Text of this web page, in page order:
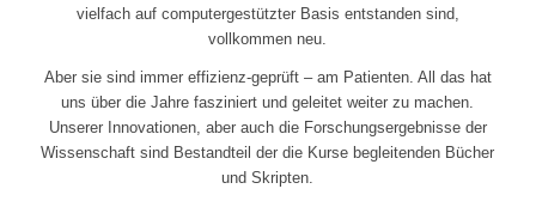
vielfach auf computergestützter Basis entstanden sind,
vollkommen neu.
Aber sie sind immer effizienz-geprüft – am Patienten. All das hat
uns über die Jahre fasziniert und geleitet weiter zu machen.
Unserer Innovationen, aber auch die Forschungsergebnisse der
Wissenschaft sind Bestandteil der die Kurse begleitenden Bücher
und Skripten.